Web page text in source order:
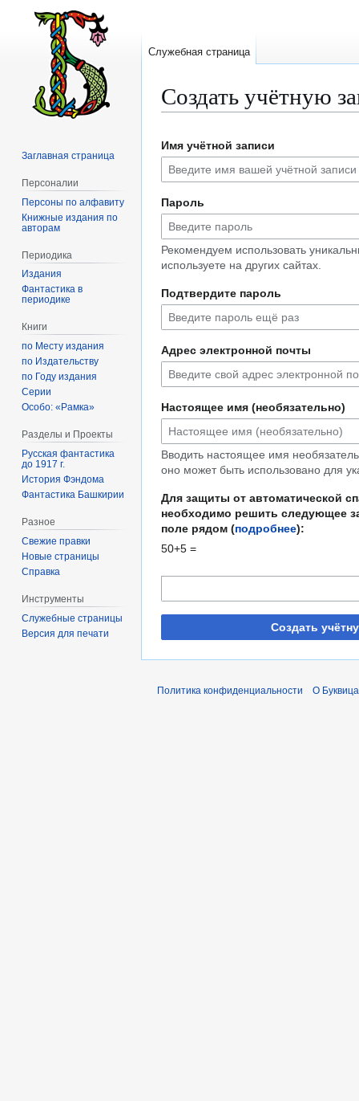
Создать учётную
к
навигации
к
поиску
Имя учётной записи
Пароль
Рекомендуем использовать
используете на других сайтах.
Подтвердите пароль
Адрес электронной почты
Настоящее имя (необязательно)
Вводить настоящее имя
оно может быть использовано для
Для защиты от автоматической
необходимо решить следующее
поле рядом (подробнее):
50+5 =
Создать
Служебная страница
Заглавная страница
Персоналии
Персоны по алфавиту
Книжные издания по
авторам
Периодика
Издания
Фантастика в
периодике
Книги
по Месту издания
по Издательству
по Году издания
Серии
Особо: «Рамка»
Разделы и Проекты
Русская фантастика
до 1917 г.
История Фэндома
Фантастика Башкирии
Разное
Свежие правки
Новые страницы
Справка
Инструменты
Служебные страницы
Версия для печати
Политика конфиденциальности О Буквица